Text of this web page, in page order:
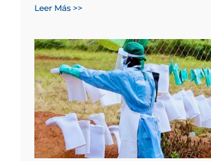
Leer Más >>